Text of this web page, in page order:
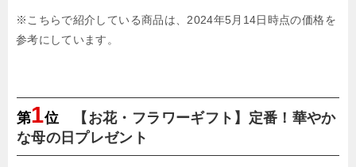
※こちらで紹介している商品は、2024年5月14日時点の価格を
参考にしています。
第1位 【お花・フラワーギフト】定番！華やか
な母の日プレゼント